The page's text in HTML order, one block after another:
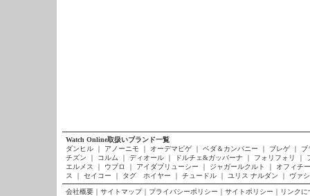
Watch Online取扱いブランド一覧
ダンヒル
｜ アノーニモ ｜ オーデマピゲ ｜ ベダ＆カンパニー ｜ ブレゲ ｜
ブ
チズン
｜ コルム ｜ ディオール ｜ ドルチェ&ガッバーナ ｜ フォリフォリ ｜
エルメス
｜ ウブロ ｜ アイダブリューシー ｜ ジャガールクルト ｜
オフィチ
ス
｜ セイコー ｜ タグ ホイヤー ｜ チュードル ｜ ユリス ナルダン ｜ ヴァ
会社概要 ｜ サイトマップ｜ プライバシーポリシー ｜ サイトポリシー ｜ リンクに